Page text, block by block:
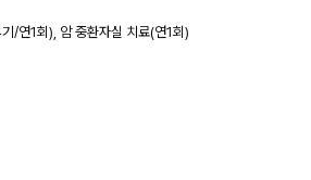
/연1회), 암 중환자실 치료(연1회)